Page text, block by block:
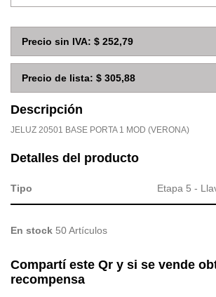
Precio sin IVA: $ 252,79
Precio de lista: $ 305,88
Descripción
JELUZ 20501 BASE PORTA 1 MOD (VERONA)
Detalles del producto
Tipo Etapa 5 -
En stock 50 Artículos
Compartí este Qr y si se vende
recompensa